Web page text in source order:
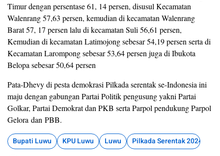
Timur dengan persentase 61, 14 persen, disusul Kecamatan
Walenrang 57,63 persen, kemudian di kecamatan Walenrang
Barat 57, 17 persen lalu di kecamatan Suli 56,61 persen,
Kemudian di kecamatan Latimojong sebesar 54,19 persen serta di
Kecamatan Larompong sebesar 53,64 persen juga di Ibukota
Belopa sebesar 50,64 persen
Pata-Dhevy di pesta demokrasi Pilkada serentak se-Indonesia ini
maju dengan gabungan Partai Politik pengusung yakni Partai
Golkar, Partai Demokrat dan PKB serta Parpol pendukung Parpol
Gelora dan PBB.
Bupati Luwu KPU Luwu Luwu Pilkada Serentak 2024